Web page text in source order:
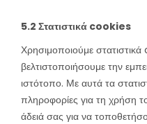
5.2 Στατιστικά cookies
Χρησιμοποιούμε
βελτιστοποιήσουμε την
ιστότοπο. Με αυτά τα
πληροφορίες για τη χρήση
άδειά σας για να